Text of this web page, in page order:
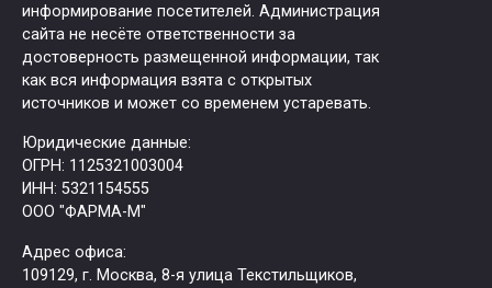
информирование посетителей. Администрация
сайта не несёте ответственности за
достоверность размещенной информации, так
как вся информация взята с открытых
источников и может со временем устаревать.
Юридические данные:
ОГРН: 1125321003004
ИНН: 5321154555
ООО "ФАРМА-М"
Адрес офиса:
109129, г. Москва, ​8-я улица Текстильщиков,